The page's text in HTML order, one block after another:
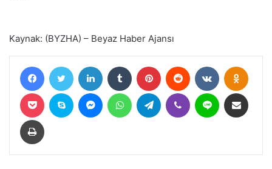
Kaynak: (BYZHA) – Beyaz Haber Ajansı
FacebookTwitter LinkedIn Tumblr Pinterest Reddit VKontakte
Pocket Skype MessengerWhatsAppTelegram Viber Line
Yazdır